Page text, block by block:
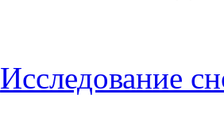
Исследование